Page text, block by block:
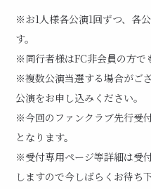
※お1人様各公演1回ずつ、各
す。
※同行者様はFC非会員の方で
※複数公演当選する場合がご
公演をお申し込みください。
※今回のファンクラブ先行受
となります。
※受付専用ページ等詳細は受
しますので今しばらくお待ち